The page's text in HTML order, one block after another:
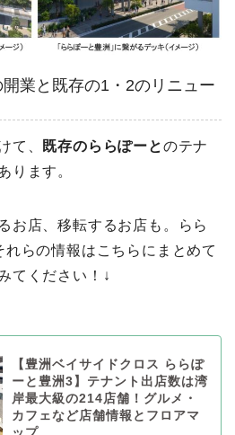
開業と既存の1・2のリニュー
て、 既存のららぽーとのテナ
ります。
お店、移転するお店も。らら
らの情報はこちらにまとめて
てください！↓
【豊洲ベイサイドクロス ららぽ
ーと豊洲3】テナント出店数は湾
岸最大級の214店舗！グルメ・
カフェなど店舗情報とフロアマ